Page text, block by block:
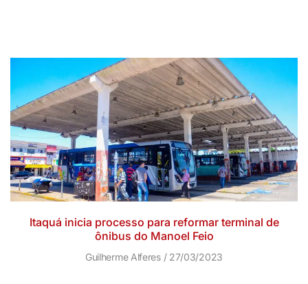
Itaquá inicia processo para reformar terminal de
ônibus do Manoel Feio
Guilherme Alferes 27/03/2023